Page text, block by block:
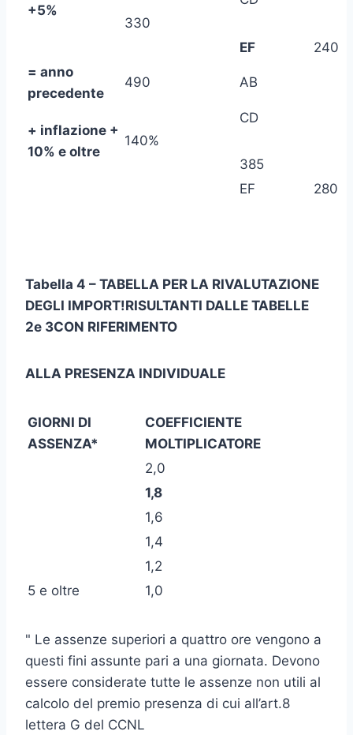
+5%
330
EF
240
= anno
precedente
490 AB
+ inflazione +
10% e oltre
140%
CD
385
EF
280
Tabella 4 – TABELLA PER LA RIVALUTAZIONE
DEGLI IMPORT!RISULTANTI DALLE TABELLE
2e 3CON RIFERIMENTO
ALLA PRESENZA INDIVIDUALE
GIORNI DI
ASSENZA*
COEFFICIENTE
MOLTIPLICATORE
2,0
1,8
1,6
1,4
1,2
5 e oltre
1,0
" Le assenze superiori a quattro ore vengono a
questi fini assunte pari a una giornata. Devono
essere considerate tutte le assenze non utili al
calcolo del premio presenza di cui all’art.8
lettera G del CCNL